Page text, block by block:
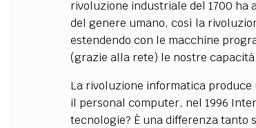
rivoluzione industriale del 1700 ha
del genere umano, così la
estendendo con le macchine
(grazie alla rete) le nostre
La rivoluzione informatica produce
il personal computer, nel 1996
tecnologie? È una differenza tanto